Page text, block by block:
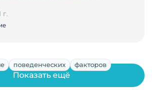
г.
поведенческих факторов
Показать ещё